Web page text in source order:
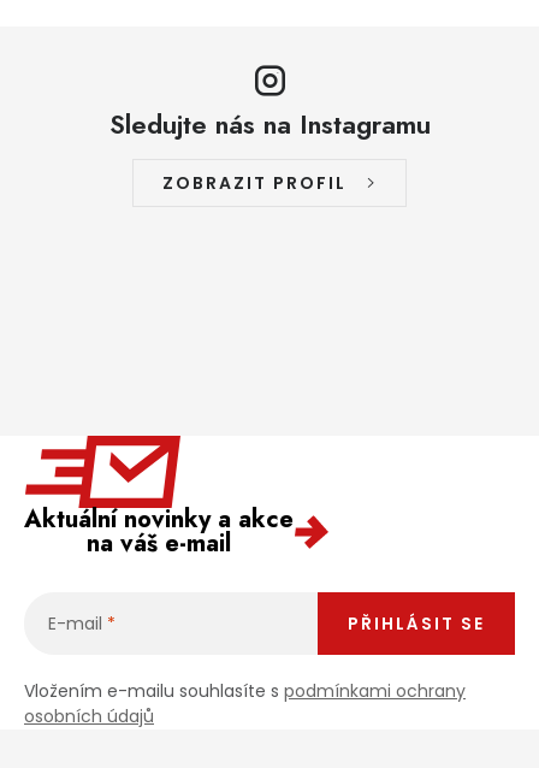
Sledujte nás na Instagramu
ZOBRAZIT PROFIL
Aktuální novinky a akce
na váš e-mail
E-mail
Vložením e-mailu souhlasíte s podmínkami ochrany
osobních údajů
PŘIHLÁSIT SE